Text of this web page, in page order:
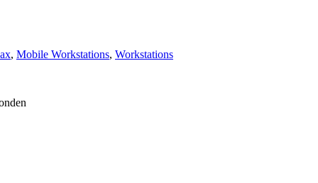
, Mobile Workstations, Workstations